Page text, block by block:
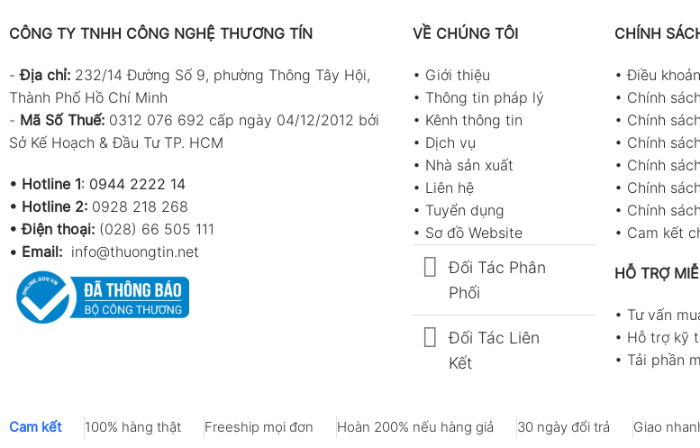
CÔNG TY TNHH CÔNG NGHỆ THƯƠNG TÍN
-Địa chỉ: 232/14 Đường Số 9, phường Thông Tây Hội,
Thành Phố Hồ Chí Minh
- Mã Số Thuế: 0312 076 692 cấp ngày 04/12/2012 bởi
Sở Kế Hoạch & Đầu Tư TP. HCM
• Hotline 1: 0944 2222 14
• Hotline 2: 0928 218 268
• Điện thoại: (028) 66 505 111
• Email: info@thuongtin.net
VỀ CHÚNG TÔI
• Giới thiệu
• Thông tin pháp lý
• Kênh thông tin
• Dịch vụ
• Nhà sản xuất
• Liên hệ
• Tuyển dụng
• Sơ đồ Website
Đối Tác Phân
Phối
Đối Tác Liên
Kết
CHÍNH
•Điều
• Chính
• Chính
• Chính
• Chính
• Chính
• Chính
• Cam kết
HỖ TRỢ
• Tư vấn
• Hỗ trợ kỹ
• Tải phần
Cam kết 100% hàng thật Freeship mọi đơn Hoàn 200% nếu hàng giả 30 ngày đổi trả Giao